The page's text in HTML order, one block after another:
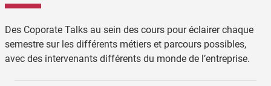
Des Coporate Talks au sein des cours pour éclairer chaque
semestre sur les différents métiers et parcours possibles,
avec des intervenants différents du monde de l’entreprise.